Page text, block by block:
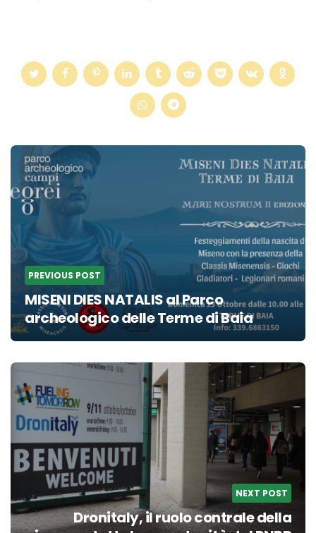
Post
navigation
PREVIOUS POST
MISENI DIES NATALIS al Parco
archeologico delle Terme di Baia
NEXT POST
Dronitaly, il ruolo contrale della